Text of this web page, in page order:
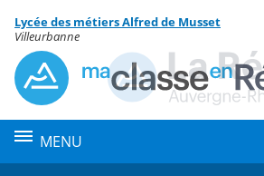
Menu de la rubrique
Contenu
Lycée des métiers Alfred de Musset
Villeurbanne
MENU